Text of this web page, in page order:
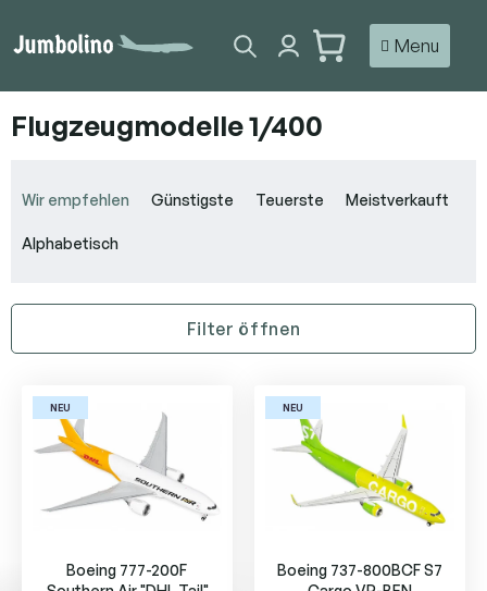
Inhalt
springen
WARENKORB
Flugzeugmodelle 1/400
d
t
o
Wir empfehlen Günstigste Teuerste Meistverkauft
Alphabetisch
Filter öffnen
NEU
Boeing 777-200F
NEU
Boeing 737-800BCF S7